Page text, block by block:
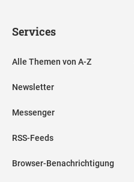
Services
Alle Themen von A-Z
Newsletter
Messenger
RSS-Feeds
Browser-Benachrichtigung